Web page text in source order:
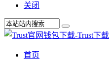
关闭
首页